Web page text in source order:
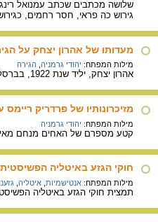
גירוש כה פראי, חסר רחמים,
מעדותו של אהרון יצחק על
מילות המפתח: יהודי גרמניה הגירה
אהרון יצחק, יליד שנת 1922, בברסלאו שבגרמניה. בעדותו מדבר אהרון יצחק על אפשרויות ההגירה מגרמניה בשנות ה- 30.
מזיכרונותיו של פרדריק
מילות המפתח: יהודי גרמניה
קטע מספרם של האחים מנחם מאיר
חוקי הגזע באיטליה הפשיסטית,
מילות המפתח: אנטישמיות איטליה
תמצית חוקי הגזע באיטליה הפשיסטית